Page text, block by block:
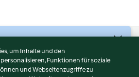
um Inhalte und den
Funktionen für soziale
und Webseitenzugriffe zu